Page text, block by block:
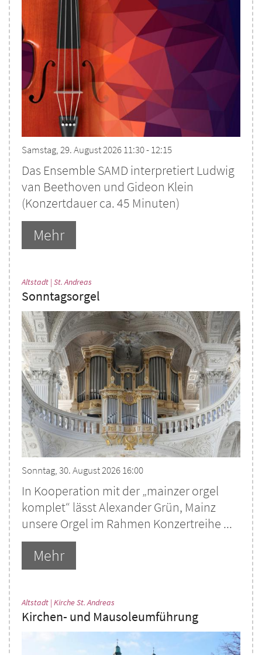
Samstag, 29. August 2026 11:30 - 12:15
Das Ensemble SAMD interpretiert Ludwig
van Beethoven und Gideon Klein
(Konzertdauer ca. 45 Minuten)
Mehr
Altstadt | St. Andreas
Sonntagsorgel
Sonntag, 30. August 2026 16:00
In Kooperation mit der „mainzer orgel
komplet“ lässt Alexander Grün, Mainz
unsere Orgel im Rahmen Konzertreihe ...
Mehr
Altstadt | Kirche St. Andreas
Kirchen- und Mausoleumführung